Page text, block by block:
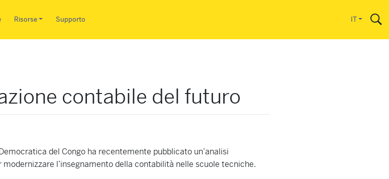
Risorse Supporto IT
contabile del futuro
del Congo ha recentemente pubblicato un’analisi
l’insegnamento della contabilità nelle scuole tecniche.